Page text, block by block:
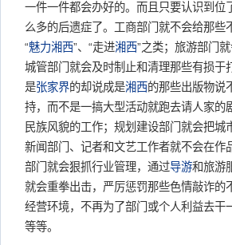
一件一件都会办好的。而且只要认识到位
么多的后遗症了。工商部门就不会给那些
“魅力湘西”、“走进湘西”之类；旅游部门
城管部门就会及时制止和清理那些有损于
是张家界的却说成是湘西的那些出版物说
持，而不是一搞大型活动就跑去请人家
民族风貌的工作；规划建设部门就会把城
新闻部门、记者和文艺工作者就不会在作
部门就会狠抓行业管理，通过导游和旅游
就会重拳出击，严厉惩罚那些色情敲诈
经营环境，不再为了部门或个人利益去干
等等。